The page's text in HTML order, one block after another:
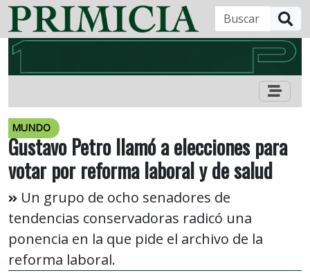
MUNDO
Gustavo Petro llamó a elecciones para
votar por reforma laboral y de salud
Un grupo de ocho senadores de
tendencias conservadoras radicó una
ponencia en la que pide el archivo de la
reforma laboral.